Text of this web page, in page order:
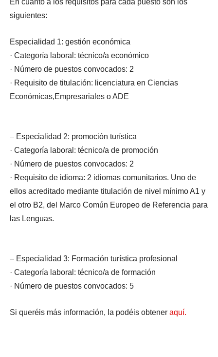
siguientes:
Especialidad 1: gestión económica
· Categoría laboral: técnico/a económico
· Número de puestos convocados: 2
· Requisito de titulación: licenciatura en Ciencias
Económicas,Empresariales o ADE
– Especialidad 2: promoción turística
· Categoría laboral: técnico/a de promoción
· Número de puestos convocados: 2
· Requisito de idioma: 2 idiomas comunitarios. Uno de
ellos acreditado mediante titulación de nivel mínimo A1 y
el otro B2, del Marco Común Europeo de Referencia para
las Lenguas.
– Especialidad 3: Formación turística profesional
· Categoría laboral: técnico/a de formación
· Número de puestos convocados: 5
Si queréis más información, la podéis obtener aquí.